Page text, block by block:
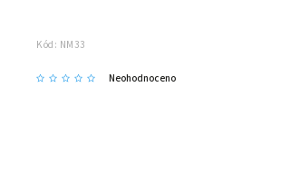
Kód: NM33
Neohodnoceno